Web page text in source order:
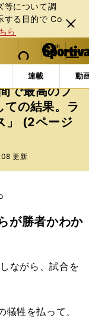
等について調
する⽬的で Co
ら
閉じ
る
web Sportiva (webスポルティーバ)
検索
マイペ
ー
ジ
メニュ
連載 動
ラグビー日本代表
で最高のプ
ての結果。ラ
」 (2ページ
更新
が勝者かわか
ながら、試合を
犠牲を払って、